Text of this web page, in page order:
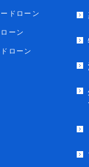
ドローン
ーン
ローン